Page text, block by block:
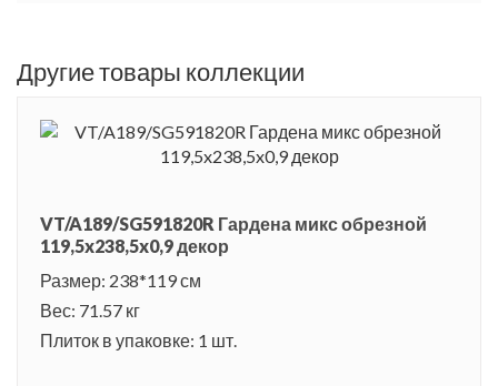
Другие товары коллекции
VT/A189/SG591820R Гардена микс обрезной
119,5x238,5x0,9 декор
Размер: 238*119 см
Вес: 71.57 кг
Плиток в упаковке: 1 шт.